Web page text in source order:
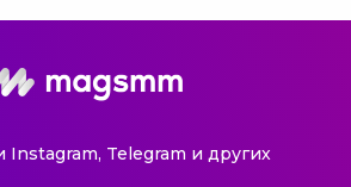
Instagram, Telegram и других